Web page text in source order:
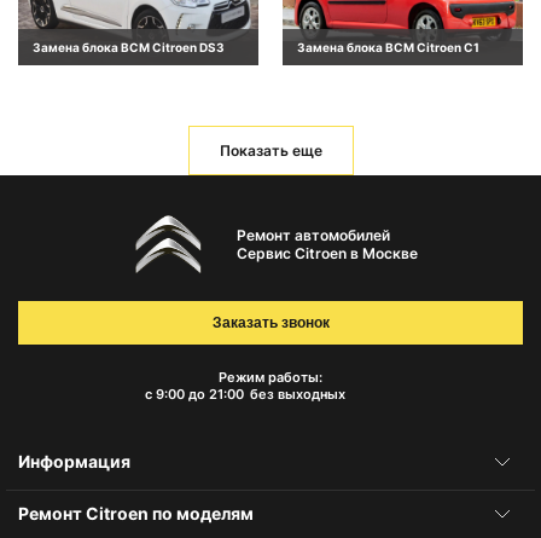
Замена блока BCM Citroen DS3 Замена блока BCM Citroen C1
Показать еще
Ремонт автомобилей
Сервис Citroen в Москве
Режим работы:
с 9:00 до 21:00 без выходных
Заказать звонок
Информация
Ремонт Citroen по моделям